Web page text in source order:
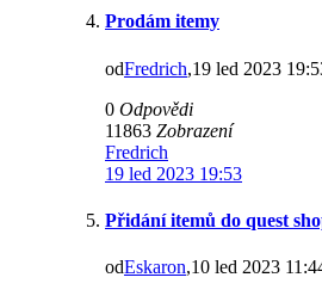
Prodám itemy
odFredrich,19 led 2023
0 Odpovědi
11863 Zobrazení
Fredrich
19 led 2023 19:53
Přidání itemů do quest
odEskaron,10 led 2023